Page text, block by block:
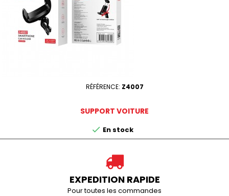
RÉFÉRENCE: Z4007
SUPPORT VOITURE
 En stock
EXPEDITION RAPIDE
Pour toutes les commandes